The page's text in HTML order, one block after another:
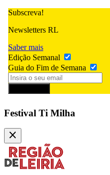
Subscreva!
Newsletters RL
Saber mais
Edição Semanal
Guia do Fim de Semana
Festival Ti Milha